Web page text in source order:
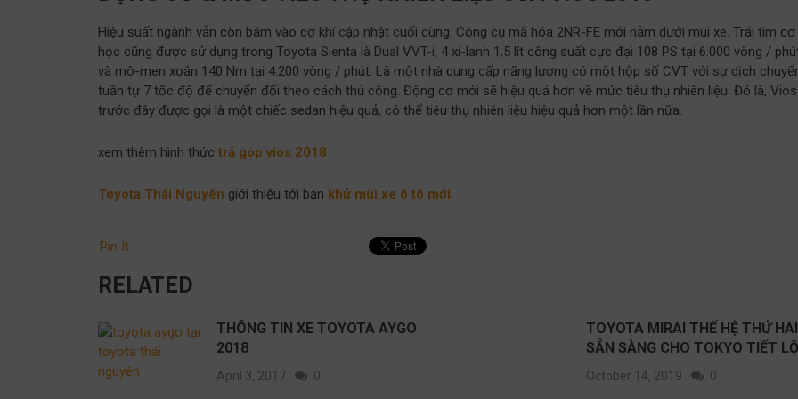
Hiệu suất ngành vẫn còn bám vào cơ khí cập nhật cuối cùng. Công cụ mã hóa 2NR-FE mới nằm dưới mui xe. Trái tim cơ
học cũng được sử dụng trong Toyota Sienta là Dual VVT-i, 4 xi-lanh 1,5 lít công suất cực đại 108 PS tại 6.000 vòng /
và mô-men xoắn 140 Nm tại 4.200 vòng / phút. Là một nhà cung cấp năng lượng có một hộp số CVT với sự dịch
tuần tự 7 tốc độ để chuyển đổi theo cách thủ công. Động cơ mới sẽ hiệu quả hơn về mức tiêu thụ nhiên liệu. Đó là, Vios
trước đây được gọi là một chiếc sedan hiệu quả, có thể tiêu thụ nhiên liệu hiệu quả hơn một lần nữa.
xem thêm hình thức trả góp vios 2018
Toyota Thái Nguyên giới thiệu tới bạn khử mùi xe ô tô mới.
Pin It
RELATED
THÔNG TIN XE TOYOTA AYGO
2018
April 3, 2017 0
TOYOTA MIRAI THẾ HỆ THỨ HAI
SẴN SÀNG CHO TOKYO TIẾT LỘ
October 14, 2019 0